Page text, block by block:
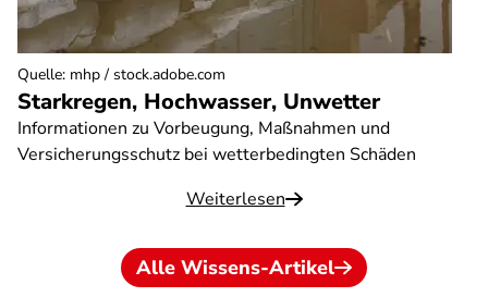
Starkregen, Hochwasser, Unwetter
Informationen zu Vorbeugung, Maßnahmen und
Versicherungsschutz bei wetterbedingten Schäden
Weiterlesen
Quelle: mhp / stock.adobe.com
Alle Wissens-Artikel